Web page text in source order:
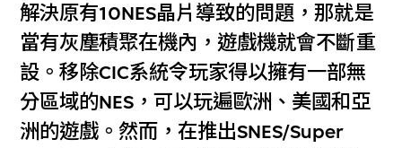
解決原有10NES晶片導致的問題，那就是
當有灰塵積聚在機內，遊戲機就會不斷重
設。移除CIC系統令玩家得以擁有一部無
分區域的NES，可以玩遍歐洲、美國和亞
洲的遊戲。然而，在推出SNES/Super